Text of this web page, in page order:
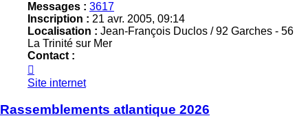
Messages : 3617
Inscription : 21 avr. 2005, 09:14
Localisation : Jean-François Duclos / 92 Garches - 56
La Trinité sur Mer
Contact :
KENTAN
Site internet
Rassemblements atlantique 2026